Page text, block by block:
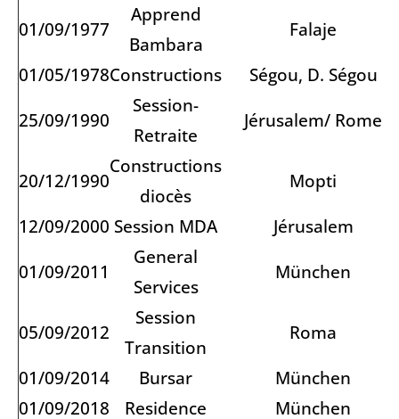
01/09/1977
Apprend
Bambara
Falaje
01/05/1978Constructions
Ségou, D. Ségou
25/09/1990
Session-
Retraite
Jérusalem/ Rome
20/12/1990
Constructions
diocès
Mopti
12/09/2000 Session MDA
Jérusalem
01/09/2011
General
Services
München
05/09/2012
Session
Transition
Roma
01/09/2014
Bursar
München
01/09/2018
Residence München